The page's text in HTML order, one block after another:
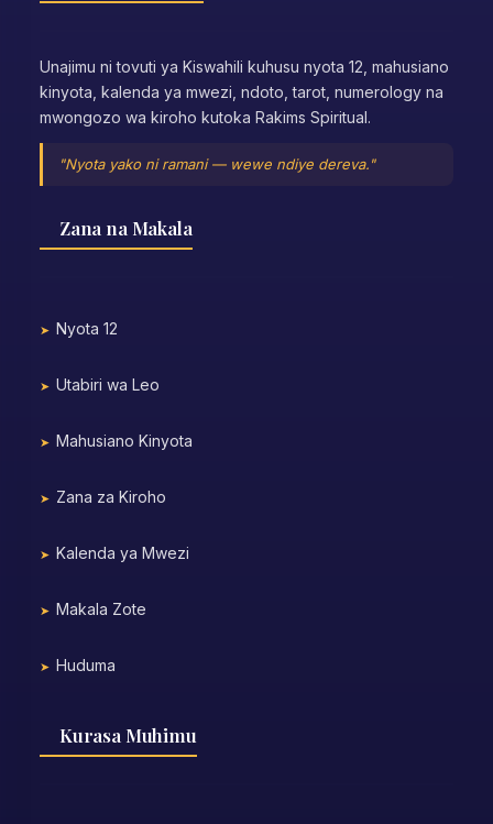
Unajimu ni tovuti ya Kiswahili kuhusu nyota 12, mahusiano
kinyota, kalenda ya mwezi, ndoto, tarot, numerology na
mwongozo wa kiroho kutoka Rakims Spiritual.
"Nyota yako ni ramani — wewe ndiye dereva."
Zana na Makala
Nyota 12
Utabiri wa Leo
Mahusiano Kinyota
Zana za Kiroho
Kalenda ya Mwezi
Makala Zote
Huduma
Kurasa Muhimu